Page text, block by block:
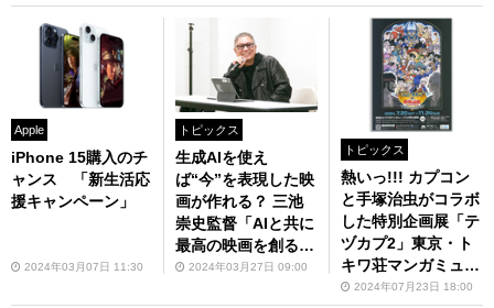
Apple
iPhone 15購入のチ
ャンス 「新生活応
援キャンペーン」
2024年03月07日 11:30
トピックス
生成AIを使え
ば“今”を表現した映
画が作れる？ 三池
崇史監督「AIと共に
最高の映画を創る
会」発足
2024年03月27日 09:00
トピックス
熱いっ!!! カプコン
と手塚治虫がコラボ
した特別企画展「テ
ヅカプ2」東京・ト
キワ荘マンガミュー
ジアムにて開催中！
2024年07月23日 18:00